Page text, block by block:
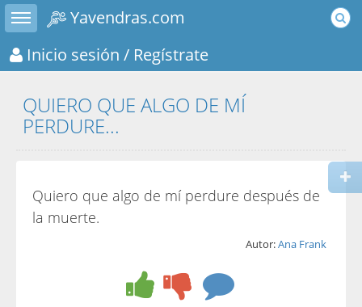
Toggle sidebar
Yavendras.com
Inicio sesión / Regístrate
QUIERO QUE ALGO DE MÍ
PERDURE...
Quiero que algo de mí perdure después de
la muerte.
Autor:Ana Frank